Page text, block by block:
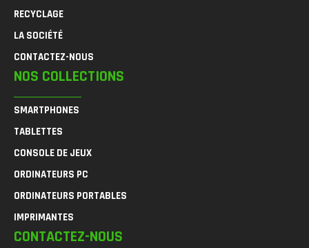
RECYCLAGE
LA SOCIÉTÉ
CONTACTEZ-NOUS
NOS COLLECTIONS
SMARTPHONES
TABLETTES
CONSOLE DE JEUX
ORDINATEURS PC
ORDINATEURS PORTABLES
IMPRIMANTES
CONTACTEZ-NOUS